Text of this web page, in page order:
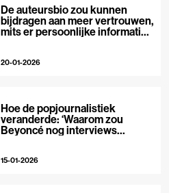
De auteursbio zou kunnen
bijdragen aan meer vertrouwen,
mits er persoonlijke informatie
20-01-2026
Hoe de popjournalistiek
veranderde: ‘Waarom zou
Beyoncé nog interviews
15-01-2026